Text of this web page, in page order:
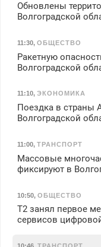
Обновлены
Волгоградской
11:30, ОБЩЕСТВО
Ракетную
Волгоградской
11:10, ЭКОНОМИКА
Поездка в страны
Волгоградской
11:00, ТРАНСПОРТ
Массовые
фиксируют в
10:50, ОБЩЕСТВО
Т2 занял первое
сервисов